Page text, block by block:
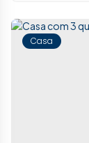
Casa